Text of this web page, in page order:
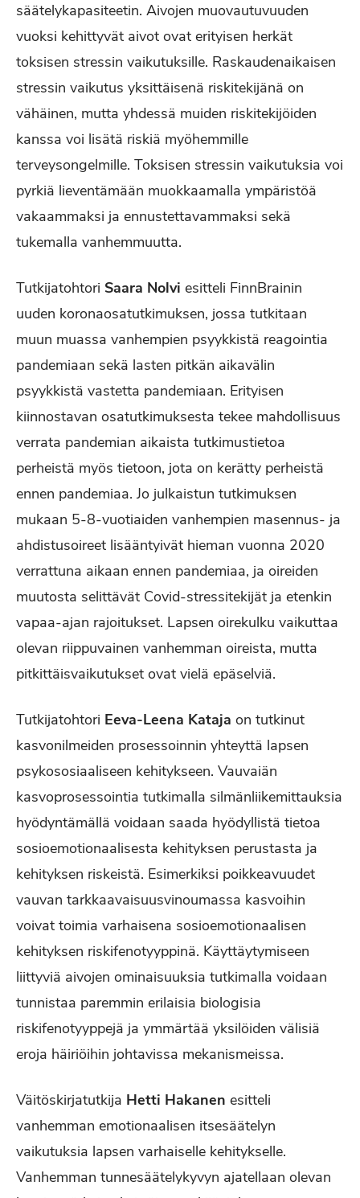
säätelykapasiteetin. Aivojen muovautuvuuden
vuoksi kehittyvät aivot ovat erityisen herkät
toksisen stressin vaikutuksille. Raskaudenaikaisen
stressin vaikutus yksittäisenä riskitekijänä on
vähäinen, mutta yhdessä muiden riskitekijöiden
kanssa voi lisätä riskiä myöhemmille
terveysongelmille. Toksisen stressin vaikutuksia voi
pyrkiä lieventämään muokkaamalla ympäristöä
vakaammaksi ja ennustettavammaksi sekä
tukemalla vanhemmuutta.
Tutkijatohtori Saara Nolvi esitteli FinnBrainin
uuden koronaosatutkimuksen, jossa tutkitaan
muun muassa vanhempien psyykkistä reagointia
pandemiaan sekä lasten pitkän aikavälin
psyykkistä vastetta pandemiaan. Erityisen
kiinnostavan osatutkimuksesta tekee mahdollisuus
verrata pandemian aikaista tutkimustietoa
perheistä myös tietoon, jota on kerätty perheistä
ennen pandemiaa. Jo julkaistun tutkimuksen
mukaan 5-8-vuotiaiden vanhempien masennus- ja
ahdistusoireet lisääntyivät hieman vuonna 2020
verrattuna aikaan ennen pandemiaa, ja oireiden
muutosta selittävät Covid-stressitekijät ja etenkin
vapaa-ajan rajoitukset. Lapsen oirekulku vaikuttaa
olevan riippuvainen vanhemman oireista, mutta
pitkittäisvaikutukset ovat vielä epäselviä.
Tutkijatohtori Eeva-Leena Kataja on tutkinut
kasvonilmeiden prosessoinnin yhteyttä lapsen
psykososiaaliseen kehitykseen. Vauvaiän
kasvoprosessointia tutkimalla silmänliikemittauksia
hyödyntämällä voidaan saada hyödyllistä tietoa
sosioemotionaalisesta kehityksen perustasta ja
kehityksen riskeistä. Esimerkiksi poikkeavuudet
vauvan tarkkaavaisuusvinoumassa kasvoihin
voivat toimia varhaisena sosioemotionaalisen
kehityksen riskifenotyyppinä. Käyttäytymiseen
liittyviä aivojen ominaisuuksia tutkimalla voidaan
tunnistaa paremmin erilaisia biologisia
riskifenotyyppejä ja ymmärtää yksilöiden välisiä
eroja häiriöihin johtavissa mekanismeissa.
Väitöskirjatutkija Hetti Hakanen esitteli
vanhemman emotionaalisen itsesäätelyn
vaikutuksia lapsen varhaiselle kehitykselle.
Vanhemman tunnesäätelykyvyn ajatellaan olevan